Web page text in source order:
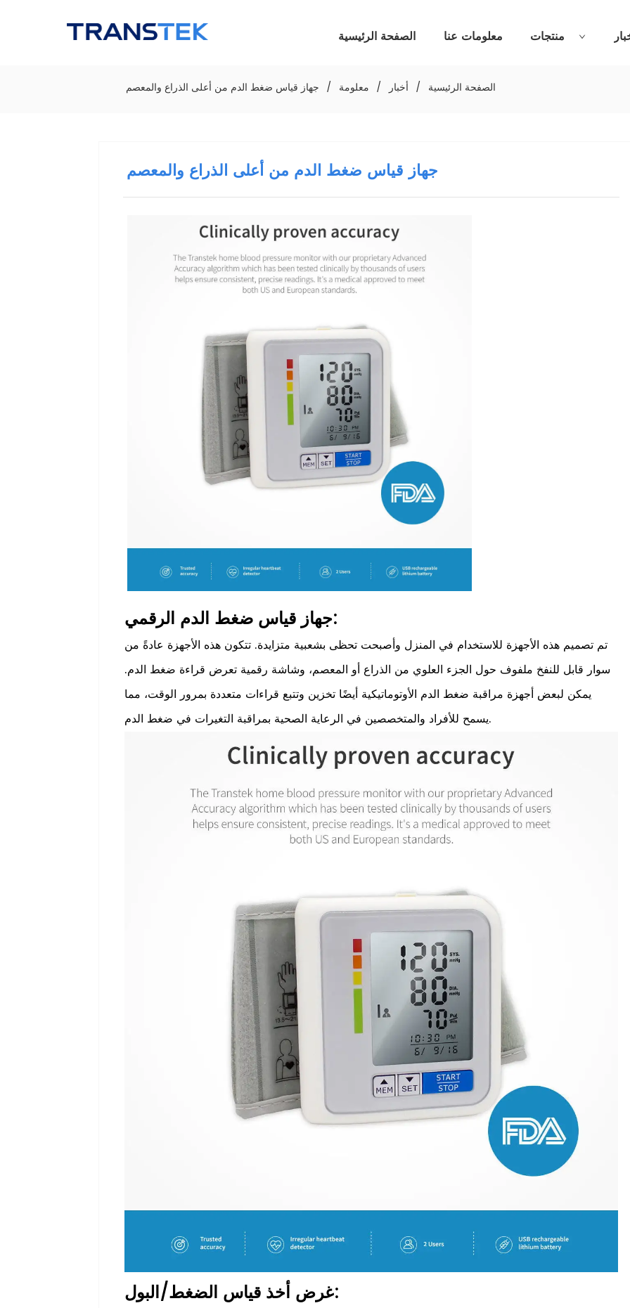
شعار الصفحة الرئيسية معلومات عنا منتجات
الصفحة الرئيسية / أخبار / معلومة / جهاز قياس ضغط الدم من أعلى الذراع والمعصم
جهاز قياس ضغط الدم من أعلى الذراع والمعصم
جهاز قياس ضغط الدم الرقمي:
تم تصميم هذه الأجهزة للاستخدام في المنزل وأصبحت تحظى بشعبية متزايدة. تتكون هذه الأجهزة عادةً من
سوار قابل للنفخ ملفوف حول الجزء العلوي من الذراع أو المعصم، وشاشة رقمية تعرض قراءة ضغط الدم.
يمكن لبعض أجهزة مراقبة ضغط الدم الأوتوماتيكية أيضًا تخزين وتتبع قراءات متعددة بمرور الوقت، مما
يسمح للأفراد والمتخصصين في الرعاية الصحية بمراقبة التغيرات في ضغط الدم.
غرض أخذ قياس الضغط/البول: